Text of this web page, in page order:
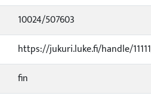
10024/507603
https://jukuri.luke.fi/handle/
fin